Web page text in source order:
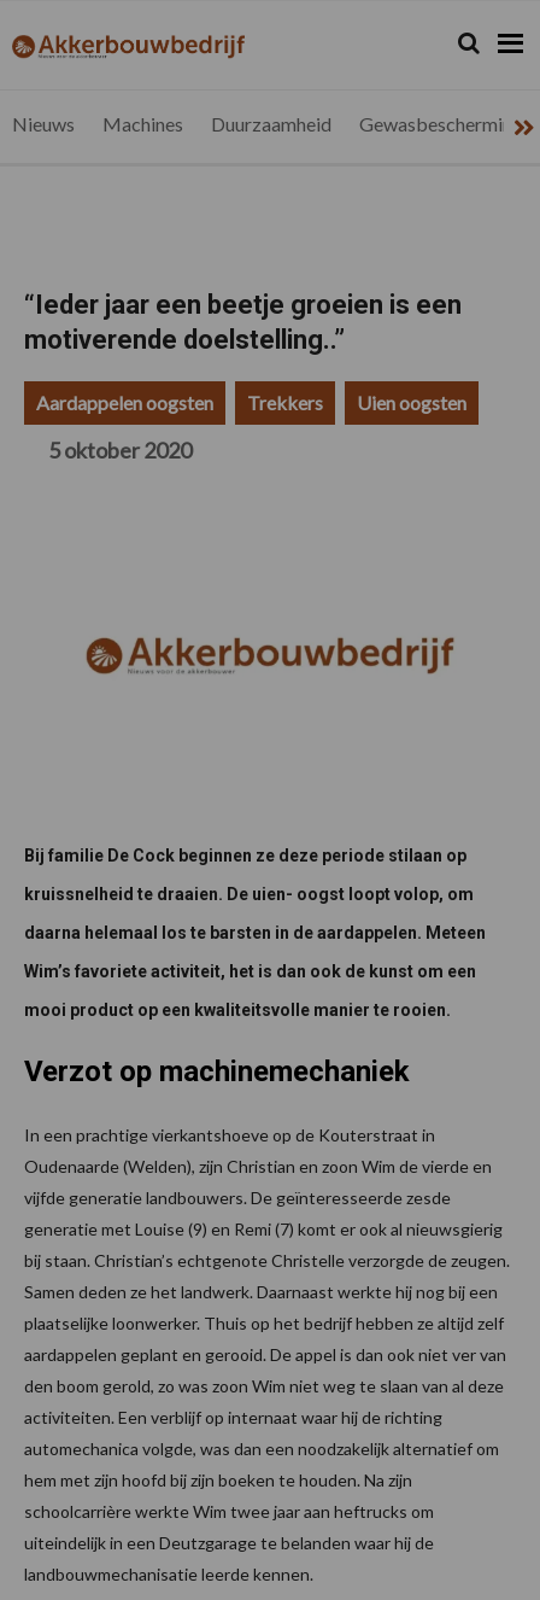
de
de
de
de
akkerbouwbedrijf.be
Nieuws
Zoeken...
Zoek
Nieuws Machines Duurzaamheid Gewasbescherming
“Ieder jaar een beetje groeien is een
motiverende doelstelling..”
Aardappelen oogsten Trekkers Uien oogsten
5 oktober 2020
Bij familie De Cock beginnen ze deze periode stilaan op
kruissnelheid te draaien. De uien- oogst loopt volop, om
daarna helemaal los te barsten in de aardappelen. Meteen
Wim’s favoriete activiteit, het is dan ook de kunst om een
mooi product op een kwaliteitsvolle manier te rooien.
Verzot op machinemechaniek
In een prachtige vierkantshoeve op de Kouterstraat in
Oudenaarde (Welden), zijn Christian en zoon Wim de vierde en
vijfde generatie landbouwers. De geïnteresseerde zesde
generatie met Louise (9) en Remi (7) komt er ook al nieuwsgierig
bij staan. Christian’s echtgenote Christelle verzorgde de zeugen.
Samen deden ze het landwerk. Daarnaast werkte hij nog bij een
plaatselijke loonwerker. Thuis op het bedrijf hebben ze altijd zelf
aardappelen geplant en gerooid. De appel is dan ook niet ver van
den boom gerold, zo was zoon Wim niet weg te slaan van al deze
activiteiten. Een verblijf op internaat waar hij de richting
automechanica volgde, was dan een noodzakelijk alternatief om
hem met zijn hoofd bij zijn boeken te houden. Na zijn
schoolcarrière werkte Wim twee jaar aan heftrucks om
uiteindelijk in een Deutzgarage te belanden waar hij de
landbouwmechanisatie leerde kennen.